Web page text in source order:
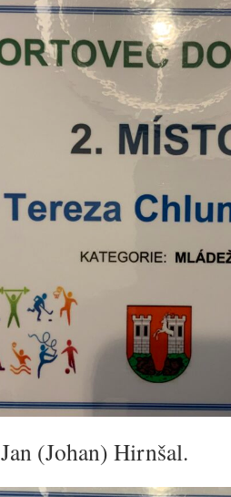
Jan (Johan) Hirnšal.